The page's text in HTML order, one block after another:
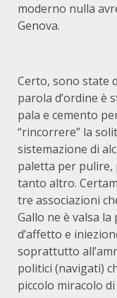
moderno nulla
Genova.
Certo, sono state
parola d’ordine è
pala e cemento
“rincorrere” la
sistemazione di
paletta per pulire,
tanto altro.
tre associazioni
Gallo ne è valsa
d’affetto e
soprattutto
politici (navigati)
piccolo miracolo